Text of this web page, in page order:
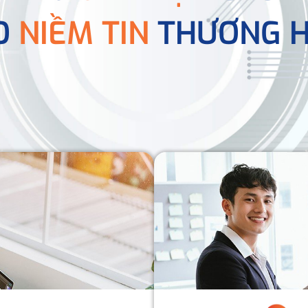
NIỀM TIN THƯƠNG